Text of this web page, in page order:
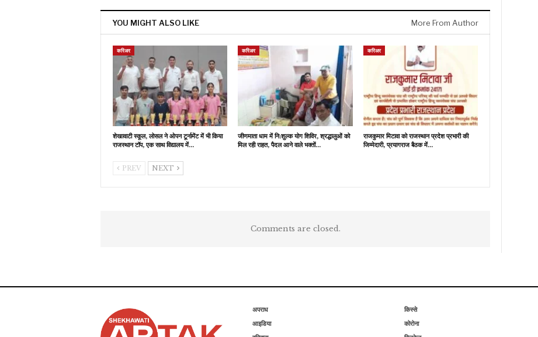
YOU MIGHT ALSO LIKE More From Author
करिअर
शेखावाटी स्कूल, लोसल ने ओपन टूर्नामेंट में भी किया
राजस्थान टॉप, एक साथ विद्यालय में…
करिअर
जीणमाता धाम में नि:शुल्क योग शिविर, श्रद्धालुओं को
मिल रही राहत, पैदल आने वाले भक्तों…
करिअर
राजकुमार मिटावा को राजस्थान प्रदेश प्रभारी की
जिम्मेदारी, प्रयागराज बैठक में…
PREV NEXT
Comments are closed.
अपराध
आइडिया
किस्से
कोरोना